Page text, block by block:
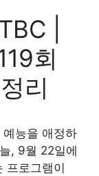
|
회
리
능을 애정하
, 9월 22일에
프로그램이